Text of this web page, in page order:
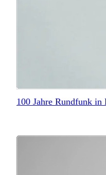
100 Jahre Rundfunk in